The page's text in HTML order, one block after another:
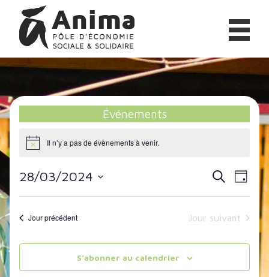
contenu
Anima
Pôle
&
Solidaire
Événements
Il n’y a pas de évènements à venir.
et
de
Recherche
vues
Jour
28/03/2024
date.Jour précédent Jour suivant
S’abonner au calendrier